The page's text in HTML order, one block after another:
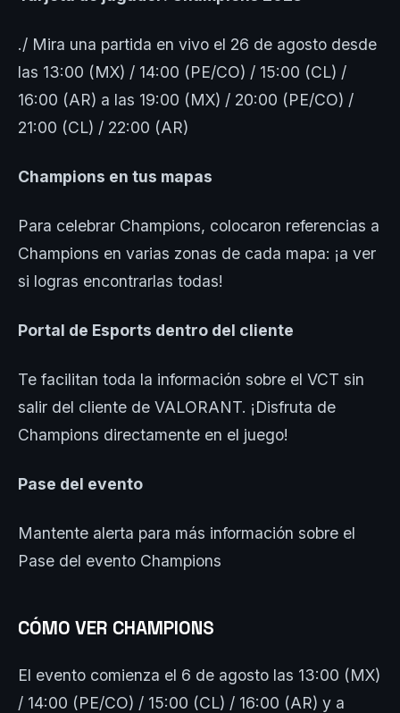
./ Mira una partida en vivo el 26 de agosto desde
las 13:00 (MX) / 14:00 (PE/CO) / 15:00 (CL) /
16:00 (AR) a las 19:00 (MX) / 20:00 (PE/CO) /
21:00 (CL) / 22:00 (AR)
Champions en tus mapas
Para celebrar Champions, colocaron referencias a
Champions en varias zonas de cada mapa: ¡a ver
si logras encontrarlas todas!
Portal de Esports dentro del cliente
Te facilitan toda la información sobre el VCT sin
salir del cliente de VALORANT. ¡Disfruta de
Champions directamente en el juego!
Pase del evento
Mantente alerta para más información sobre el
Pase del evento Champions
CÓMO VER CHAMPIONS
El evento comienza el 6 de agosto las 13:00 (MX)
/ 14:00 (PE/CO) / 15:00 (CL) / 16:00 (AR) y a